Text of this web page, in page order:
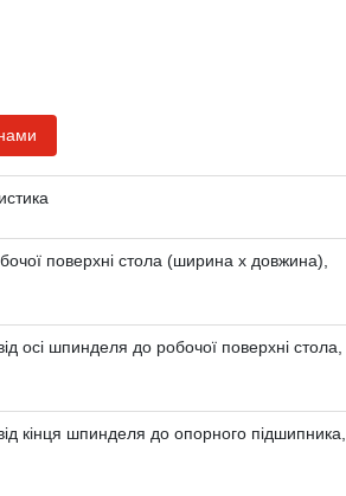
поверхні стола (ширина х довжина),
осі шпинделя до робочої поверхні стола,
кінця шпинделя до опорного підшипника,